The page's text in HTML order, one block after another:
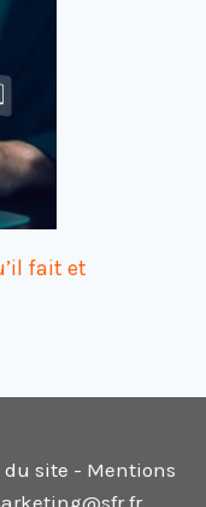
fait et
du site - Mentions